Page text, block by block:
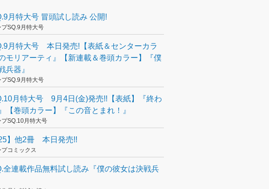
月特大号 冒頭試し読み 公開!
SQ.9月特大号
月特大号 本日発売!【表紙＆センターカラ
モリアーティ』【新連載＆巻頭カラー】『僕
兵器』
SQ.9月特大号
月特大号 9月4日(金)発売!!【表紙】『終わ
【巻頭カラー】『この音とまれ！』
SQ.10月特大号
】他2冊 本日発売!!
コミックス
全連載作品無料試し読み『僕の彼女は決戦兵